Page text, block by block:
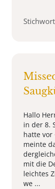
Hallo
in der 8.
hatte vor
meinte
mit die
leichtes
we ...